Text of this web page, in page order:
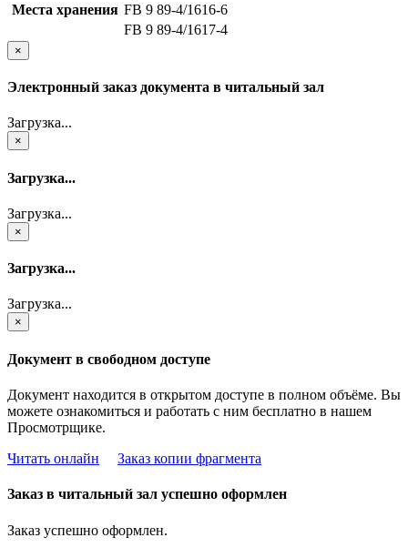
Места хранения FB 9 89-4/1616-6
FB 9 89-4/1617-4
×
Электронный заказ документа в читальный зал
Загрузка...
×
Загрузка...
Загрузка...
×
Загрузка...
Загрузка...
×
Документ в свободном доступе
Документ находится в открытом доступе в полном объёме. Вы
можете ознакомиться и работать с ним бесплатно в нашем
Просмотрщике.
Читать онлайн
Заказ копии фрагмента
Заказ в читальный зал успешно оформлен
Заказ успешно оформлен.